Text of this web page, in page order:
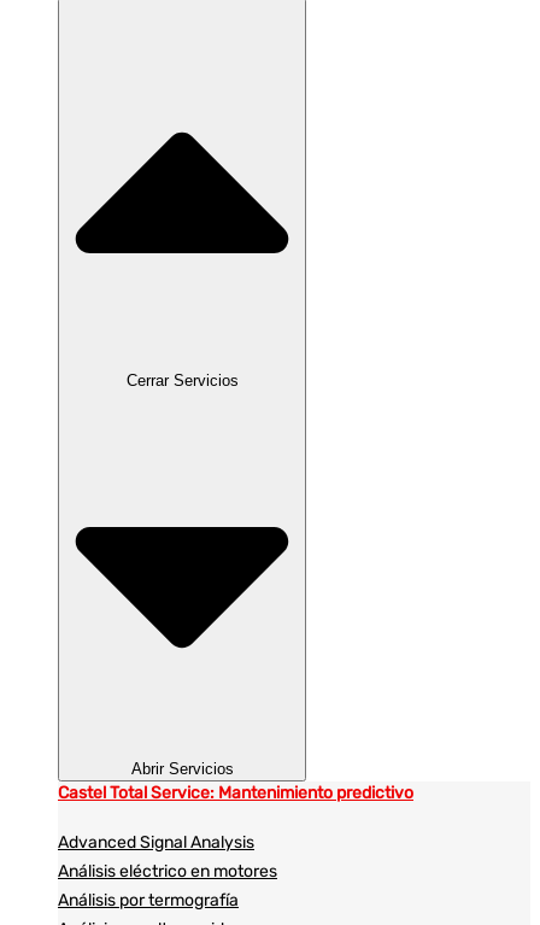
Cerrar Servicios
Abrir Servicios
Castel Total Service: Mantenimiento predictivo
Advanced Signal Analysis
Análisis eléctrico en motores
Análisis por termografía